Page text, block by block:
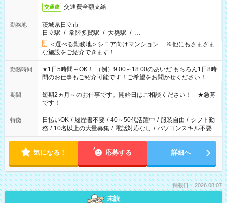
交通費 交通費全額支給
勤務地
茨城県日立市
日立駅 / 常陸多賀駅 / 大甕駅 / …
＜選べる勤務地＞シニア向けマンション ※他にもさまざま
な施設をご紹介できます！
勤務時間
★1日5時間～OK！ （例）9:00～18:00のあいだ もちろん1日8時
間のお仕事もご紹介可能です！ご希望をお聞かせください！★
家庭の都合でお休みが必要な場合も遠慮なくご相談ください。
※週最低15時間以上の勤務が必要です
期間
短期2ヵ月～のお仕事です。開始日はご相談ください！ ★急募
です！
特徴 日払いOK / 履歴書不要 / 40～50代活躍中 / 服装自由 / シフト勤
務 / 10名以上の大量募集 / 電話対応なし / パソコンスキル不要
気になる！ 応募する 詳細へ
掲載日：2026.08.07
未読